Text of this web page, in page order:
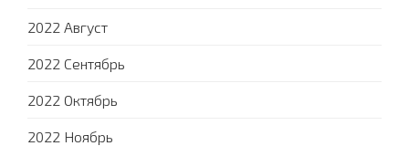
2022 Август
2022 Сентябрь
2022 Октябрь
2022 Ноябрь